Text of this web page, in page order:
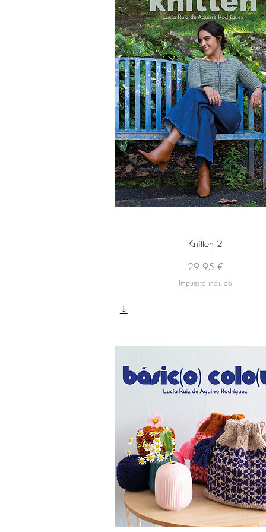
Vista rápida
Knitten 2
Precio
29,95 €
Impuesto incluido